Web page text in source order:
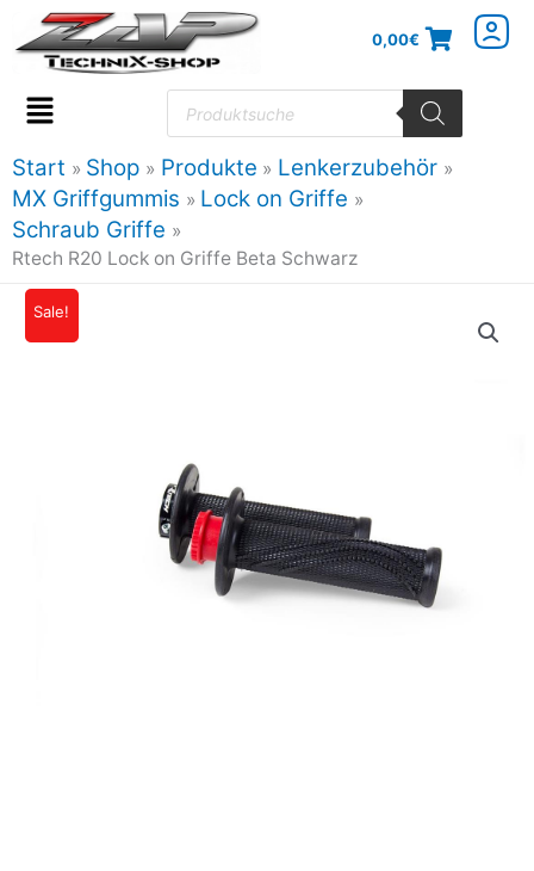
Inhalt
springen
0,00€
Flyout
Menu
Products
search
Start Shop Produkte
Lenkerzubehör
MX Griffgummis
Lock on Griffe
Schraub Griffe
Rtech R20 Lock on Griffe Beta Schwarz
Sale!
Rtech
R20